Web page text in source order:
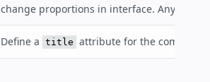
change proportions in interface. Anyway
Define a title attribute for the